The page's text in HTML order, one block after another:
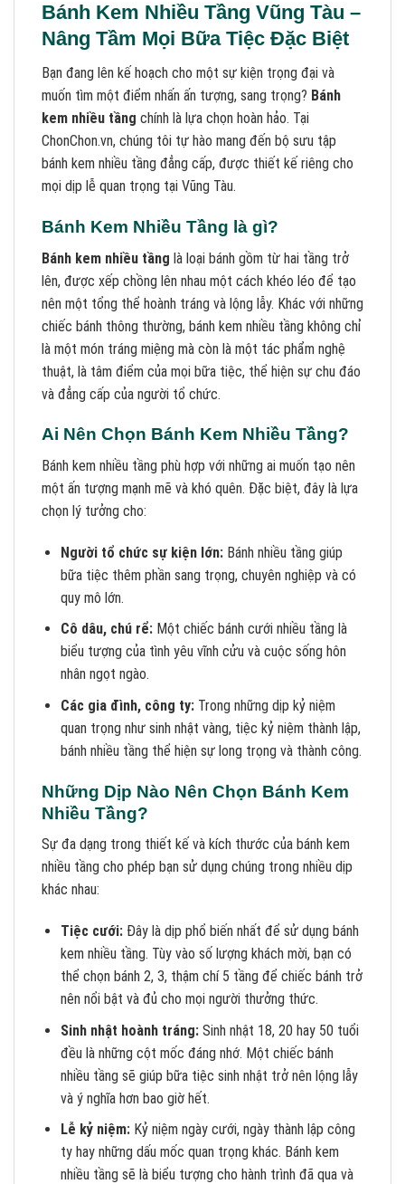
Bánh Kem Nhiều Tầng Vũng Tàu –
Nâng Tầm Mọi Bữa Tiệc Đặc Biệt
Bạn đang lên kế hoạch cho một sự kiện trọng đại và
muốn tìm một điểm nhấn ấn tượng, sang trọng? Bánh
kem nhiều tầng chính là lựa chọn hoàn hảo. Tại
ChonChon.vn, chúng tôi tự hào mang đến bộ sưu tập
bánh kem nhiều tầng đẳng cấp, được thiết kế riêng cho
mọi dịp lễ quan trọng tại Vũng Tàu.
Bánh Kem Nhiều Tầng là gì?
Bánh kem nhiều tầng là loại bánh gồm từ hai tầng trở
lên, được xếp chồng lên nhau một cách khéo léo để tạo
nên một tổng thể hoành tráng và lộng lẫy. Khác với những
chiếc bánh thông thường, bánh kem nhiều tầng không chỉ
là một món tráng miệng mà còn là một tác phẩm nghệ
thuật, là tâm điểm của mọi bữa tiệc, thể hiện sự chu đáo
và đẳng cấp của người tổ chức.
Ai Nên Chọn Bánh Kem Nhiều Tầng?
Bánh kem nhiều tầng phù hợp với những ai muốn tạo nên
một ấn tượng mạnh mẽ và khó quên. Đặc biệt, đây là lựa
chọn lý tưởng cho:
Người tổ chức sự kiện lớn:Bánh nhiều tầng giúp
bữa tiệc thêm phần sang trọng, chuyên nghiệp và có
quy mô lớn.
Cô dâu, chú rể:Một chiếc bánh cưới nhiều tầng là
biểu tượng của tình yêu vĩnh cửu và cuộc sống hôn
nhân ngọt ngào.
Các gia đình, công ty:Trong những dịp kỷ niệm
quan trọng như sinh nhật vàng, tiệc kỷ niệm thành lập,
bánh nhiều tầng thể hiện sự long trọng và thành công.
Những Dịp Nào Nên Chọn Bánh Kem
Nhiều Tầng?
Sự đa dạng trong thiết kế và kích thước của bánh kem
nhiều tầng cho phép bạn sử dụng chúng trong nhiều dịp
khác nhau:
Tiệc cưới:Đây là dịp phổ biến nhất để sử dụng bánh
kem nhiều tầng. Tùy vào số lượng khách mời, bạn có
thể chọn bánh 2, 3, thậm chí 5 tầng để chiếc bánh trở
nên nổi bật và đủ cho mọi người thưởng thức.
Sinh nhật hoành tráng:Sinh nhật 18, 20 hay 50 tuổi
đều là những cột mốc đáng nhớ. Một chiếc bánh
nhiều tầng sẽ giúp bữa tiệc sinh nhật trở nên lộng lẫy
và ý nghĩa hơn bao giờ hết.
Lễ kỷ niệm:Kỷ niệm ngày cưới, ngày thành lập công
ty hay những dấu mốc quan trọng khác. Bánh kem
nhiều tầng sẽ là biểu tượng cho hành trình đã qua và